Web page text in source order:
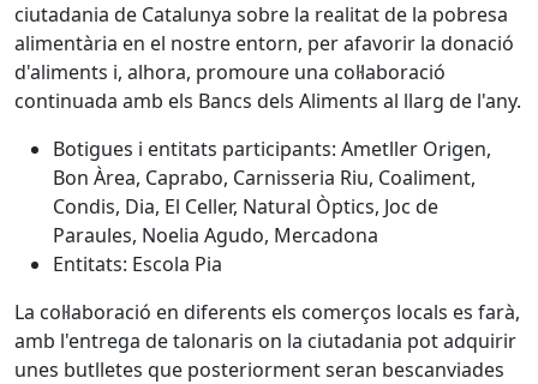
ciutadania de Catalunya sobre la realitat de la pobresa
alimentària en el nostre entorn, per afavorir la donació
d'aliments i, alhora, promoure una col·laboració
continuada amb els Bancs dels Aliments al llarg de l'any.
Botigues i entitats participants: Ametller Origen,
Bon Àrea, Caprabo, Carnisseria Riu, Coaliment,
Condis, Dia, El Celler, Natural Òptics, Joc de
Paraules, Noelia Agudo, Mercadona
Entitats: Escola Pia
La col·laboració en diferents els comerços locals es farà,
amb l'entrega de talonaris on la ciutadania pot adquirir
unes butlletes que posteriorment seran bescanviades